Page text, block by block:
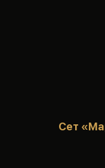
Сет